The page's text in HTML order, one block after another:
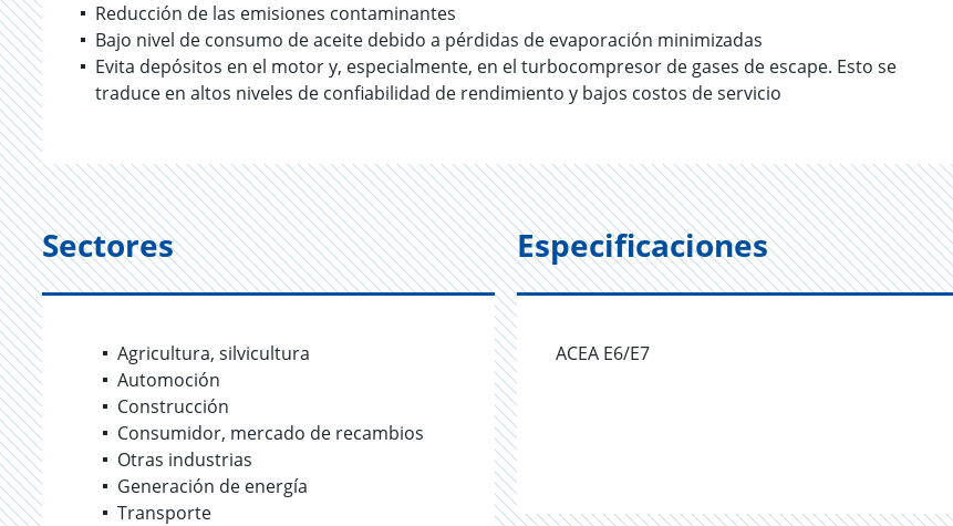
Reducción de las emisiones contaminantes
Bajo nivel de consumo de aceite debido a pérdidas de evaporación minimizadas
Evita depósitos en el motor y, especialmente, en el turbocompresor de gases de escape. Esto se
traduce en altos niveles de confiabilidad de rendimiento y bajos costos de servicio
Sectores
Agricultura, silvicultura
Automoción
Construcción
Consumidor, mercado de recambios
Otras industrias
Generación de energía
Transporte
Especificaciones
ACEA E6/E7